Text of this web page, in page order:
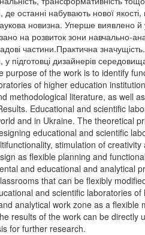
останні набувають нової
новизна. Уперше виявлено й
на розвиток зони навчально-
частини.Практична
у підготовці дизайнерів
purpose of the work is to identify
of higher education
methodological literature, as well
Educational and scientific
and in Ukraine. The theoretical
educational and scientific
stimulation of
as flexible planning and
and educational and analytical
that can be flexibly
and scientific laboratories
analytical work zone as a
results of the work can be
for further research.